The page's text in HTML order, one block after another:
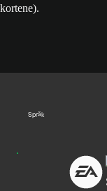
kortene).
Språk